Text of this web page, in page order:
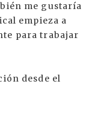
me gustaría
empieza a
para trabajar
desde el